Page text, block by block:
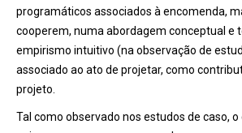
programáticos associados à encomenda,
cooperem, numa abordagem conceptual e
empirismo intuitivo (na observação de
associado ao ato de projetar, como
projeto.
Tal como observado nos estudos de caso,